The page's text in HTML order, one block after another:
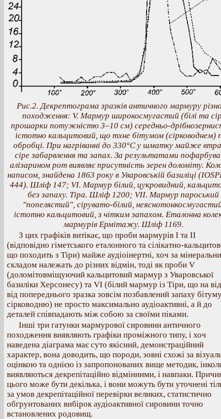
Рис.2. Декрептограма зразків античного мармуру
походження: V. Мармур широкосмугастий (білі та
прошарки потужністю 3–10 см) середньо-
істотно кальцитовий, що тхне бітумом (сірководнем)
обробці. При нагріванні до 330°С у шматку майже
сіре забарвлення та запах. За результатами
алізарином рот виявляє присутність зерен доломіту.
написом, знайдена 1863 року в Уваровській базиліці
444). Шліф 147; VІ. Мармур білий, цукровидний,
без запаху. Тіра. Шліф 1200; VII. Мармур пароський
"попелястий", сірувато-білий,
істотно кальцитовий, з чітким запахом. Еталонна
мармурів Ермітажу. Шліф 1169.
З цих графіків витікає, що проби мармурів I та II
(відповідно гіметського еталонного та сілікатно-
що походить з Тіри) майже аудіоінертні, хоч за
складом належать до різних відмін, тоді як проби V
(доломітовміщуючий кальцитовий мармур з Уваровської
базиліки Херсонесу) та VІ (білий мармур із Тіри, що на
від попереднього зразка зовсім позбавлений запаху
сірководню) не просто максимально аудіоактивні, а й до
деталей співпадають між собою за своїми піками.
Інші три гатунки мармурової сировини античного
походження виявляють графіки проміжного типу, і хоч
наведена діаграма має суто якісний, демонстраційний
характер, вона доводить, що породи, зовні схожі за
оцінкою та однією із запропонованих вище методик,
виявляються декрепітаційно відмінними, і навпаки.
цього може бути декілька, і вони можуть бути уточнені
за умов декрепітаційної перевірки великих, статистично
обгрунтованих вибірок аудіоактивної сировини точно
встановлених родовищ.